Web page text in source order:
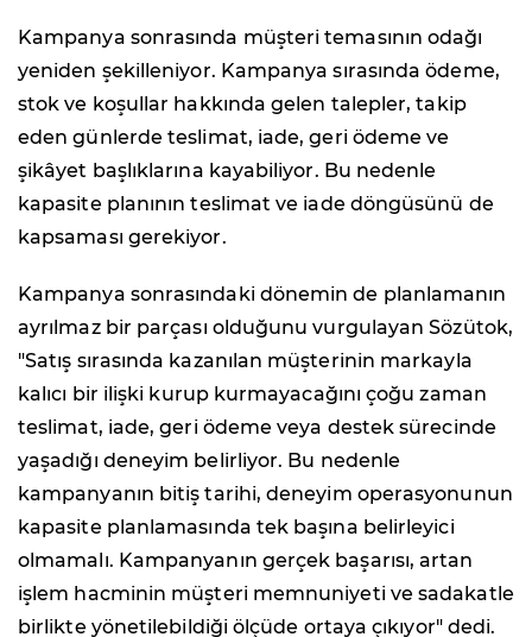
Kampanya sonrasında müşteri temasının odağı
yeniden şekilleniyor. Kampanya sırasında ödeme,
stok ve koşullar hakkında gelen talepler, takip
eden günlerde teslimat, iade, geri ödeme ve
şikâyet başlıklarına kayabiliyor. Bu nedenle
kapasite planının teslimat ve iade döngüsünü de
kapsaması gerekiyor.
Kampanya sonrasındaki dönemin de planlamanın
ayrılmaz bir parçası olduğunu vurgulayan Sözütok,
"Satış sırasında kazanılan müşterinin markayla
kalıcı bir ilişki kurup kurmayacağını çoğu zaman
teslimat, iade, geri ödeme veya destek sürecinde
yaşadığı deneyim belirliyor. Bu nedenle
kampanyanın bitiş tarihi, deneyim operasyonunun
kapasite planlamasında tek başına belirleyici
olmamalı. Kampanyanın gerçek başarısı, artan
işlem hacminin müşteri memnuniyeti ve sadakatle
birlikte yönetilebildiği ölçüde ortaya çıkıyor" dedi.